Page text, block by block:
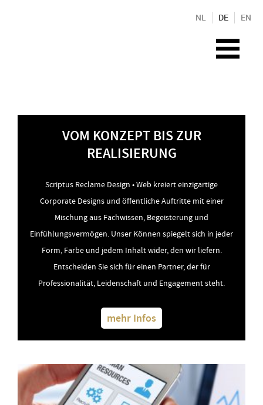
NL DE EN
VOM KONZEPT BIS ZUR
REALISIERUNG
Scriptus Reclame Design • Web kreiert einzigartige
Corporate Designs und öffentliche Auftritte mit einer
Mischung aus Fachwissen, Begeisterung und
Einfühlungsvermögen. Unser Können spiegelt sich in jeder
Form, Farbe und jedem Inhalt wider, den wir liefern.
Entscheiden Sie sich für einen Partner, der für
Professionalität, Leidenschaft und Engagement steht.
mehr Infos